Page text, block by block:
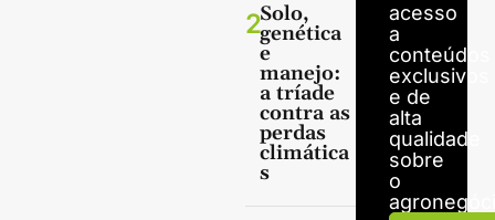
2Solo,
genética
e
manejo:
a tríade
contra as
perdas
climática
s
acesso
a
conteúdos
exclusivos
e de
alta
qualidade
sobre
o